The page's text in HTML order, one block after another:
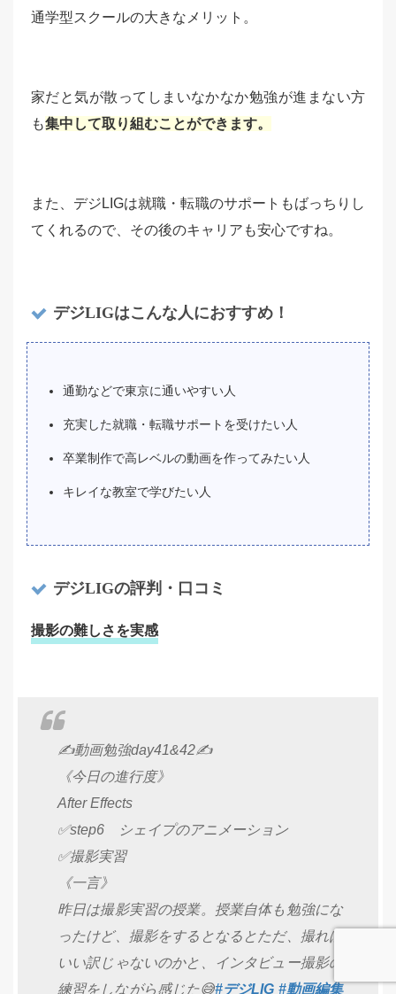
通学型スクールの大きなメリット。
家だと気が散ってしまいなかなか勉強が進まない方
も集中して取り組むことができます。
また、デジLIGは就職・転職のサポートもばっちりし
てくれるので、その後のキャリアも安心ですね。
デジLIGはこんな人におすすめ！
通勤などで東京に通いやすい人
充実した就職・転職サポートを受けたい人
卒業制作で高レベルの動画を作ってみたい人
キレイな教室で学びたい人
デジLIGの評判・口コミ
撮影の難しさを実感
✍️動画勉強day41&42✍️
《今日の進行度》
After Effects
✅step6 シェイプのアニメーション
✅撮影実習
《一言》
昨日は撮影実習の授業。授業自体も勉強にな
ったけど、撮影をするとなるとただ、撮れば
いい訳じゃないのかと、インタビュー撮影の
練習をしながら感じた😅#デジLIG #動画編集